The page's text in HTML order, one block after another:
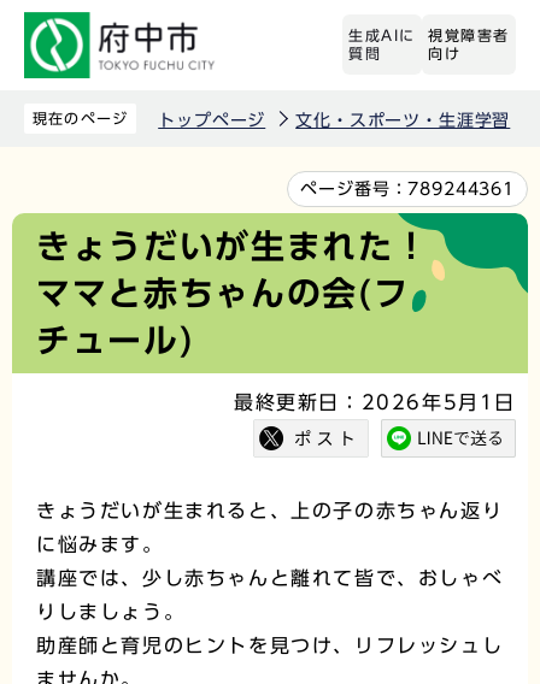
先
生成AIに
質問
視覚障害者
向け
現在のページ トップページ 文化・スポーツ・生涯学習
文
ページ番号：789244361
きょうだいが生まれた！
ママと赤ちゃんの会(フ
チュール)
最終更新日：2026年5月1日
きょうだいが生まれると、上の子の赤ちゃん返り
に悩みます。
講座では、少し赤ちゃんと離れて皆で、おしゃべ
りしましょう。
助産師と育児のヒントを見つけ、リフレッシュし
ませんか。